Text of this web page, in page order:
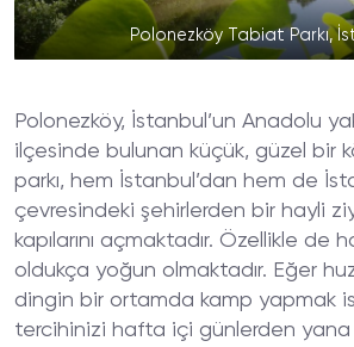
Polonezköy Tabiat Parkı,
Polonezköy, İstanbul’un Anadolu
ilçesinde bulunan küçük, güzel bir
parkı, hem İstanbul’dan hem de
çevresindeki şehirlerden bir hayli
kapılarını açmaktadır. Özellikle de
oldukça yoğun olmaktadır. Eğer
dingin bir ortamda kamp yapmak
tercihinizi hafta içi günlerden yana